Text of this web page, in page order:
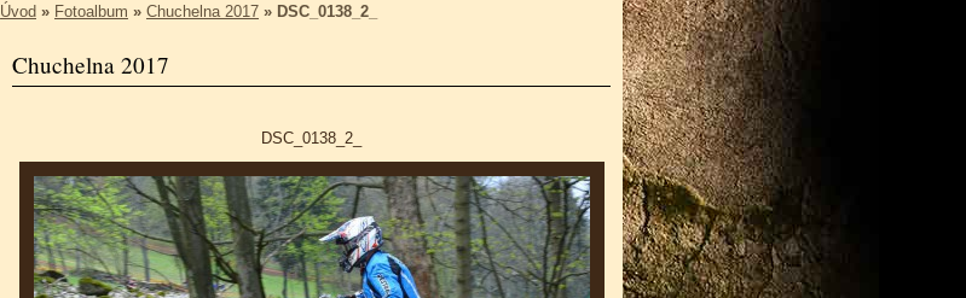
Úvod » Fotoalbum » Chuchelna 2017 » DSC_0138_2_
Chuchelna 2017
DSC_0138_2_